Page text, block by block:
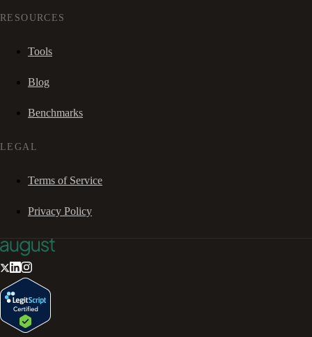
RESOURCES
Tools
Blog
Benchmarks
LEGAL
Terms of Service
Privacy Policy